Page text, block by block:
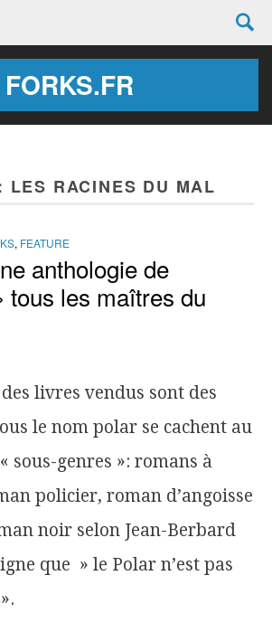
FORKS.FR
LES RACINES DU MAL
, FEATURE
anthologie de
tous les maîtres du
livres vendus sont des
le nom polar se cachent au
sous-genres »: romans à
policier, roman d’angoisse
noir selon Jean-Berbard
que » le Polar n’est pas